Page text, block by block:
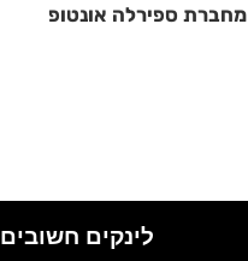
מחברת ספירלה אונטופ
לינקים חשובים